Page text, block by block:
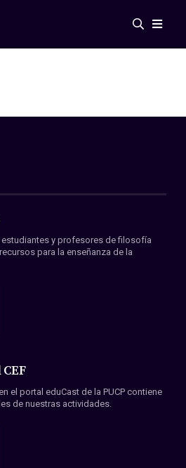
y profesores de filosofía
para la enseñanza de la
el portal eduCast de la PUCP contiene
de nuestras actividades.